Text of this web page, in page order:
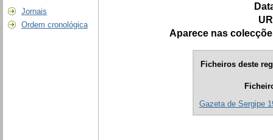
Jornais
Ordem cronológica
Aparece nas
Ficheiros deste
Gazeta de Sergipe